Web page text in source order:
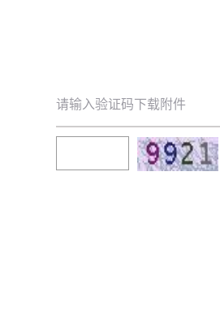
请输入验证码下载附件